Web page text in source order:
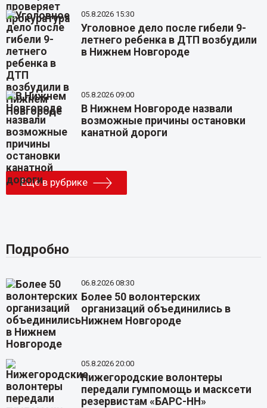
05.8.2026 15:30
Уголовное дело после гибели 9-
летнего ребенка в ДТП возбудили
в Нижнем Новгороде
05.8.2026 09:00
В Нижнем Новгороде назвали
возможные причины остановки
канатной дороги
Еще в рубрике
Подробно
06.8.2026 08:30
Более 50 волонтерских
организаций объединились в
Нижнем Новгороде
05.8.2026 20:00
Нижегородские волонтеры
передали гумпомощь и масксети
резервистам «БАРС-НН»